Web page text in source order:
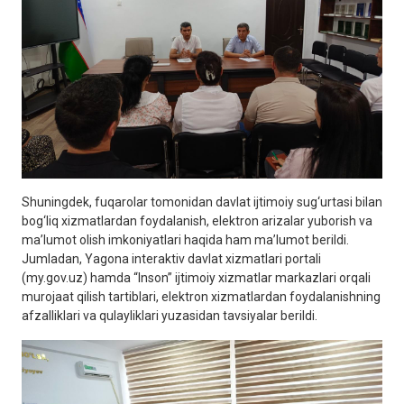
Shuningdek, fuqarolar tomonidan davlat ijtimoiy sug‘urtasi bilan
bog‘liq xizmatlardan foydalanish, elektron arizalar yuborish va
ma’lumot olish imkoniyatlari haqida ham ma’lumot berildi.
Jumladan, Yagona interaktiv davlat xizmatlari portali
(my.gov.uz) hamda “Inson” ijtimoiy xizmatlar markazlari orqali
murojaat qilish tartiblari, elektron xizmatlardan foydalanishning
afzalliklari va qulayliklari yuzasidan tavsiyalar berildi.